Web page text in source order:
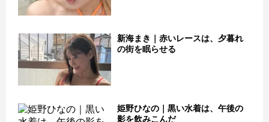
新海まき｜赤いレースは、夕暮れ
の街を眠らせる
姫野ひなの｜黒い水着は、午後の
影を飲みこんだ